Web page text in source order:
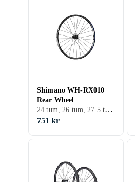
Shimano WH-RX010
Rear Wheel
24 tum, 26 tum, 27.5 tum, 28 tum, 29 tum, Bakhjul
751 kr